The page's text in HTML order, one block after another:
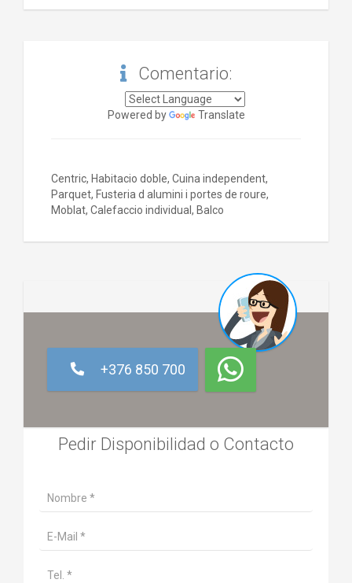
Comentario:
Powered by Translate
Centric, Habitacio doble, Cuina independent,
Parquet, Fusteria d alumini i portes de roure,
Moblat, Calefaccio individual, Balco
+376 850 700
Pedir Disponibilidad o Contacto